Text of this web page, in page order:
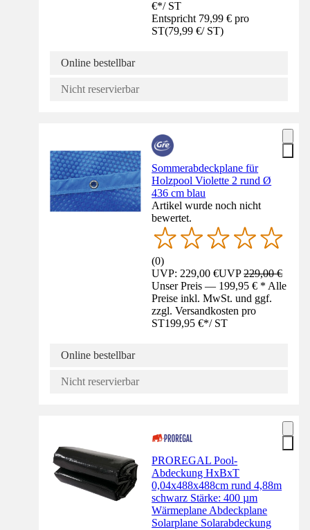
€*/ ST
Entspricht 79,99 € pro
ST(79,99 €/ ST)
Online bestellbar
Nicht reservierbar
Sommerabdeckplane für
Holzpool Violette 2 rund Ø
436 cm blau
Artikel wurde noch nicht
bewertet.
(0)
UVP: 229,00 €UVP229,00 €
Unser Preis — 199,95 € * Alle
Preise inkl. MwSt. und ggf.
zzgl. Versandkosten pro
ST199,95 €*/ ST
Online bestellbar
Nicht reservierbar
PROREGAL Pool-
Abdeckung HxBxT
0,04x488x488cm rund 4,88m
schwarz Stärke: 400 µm
Wärmeplane Abdeckplane
Solarplane Solarabdeckung